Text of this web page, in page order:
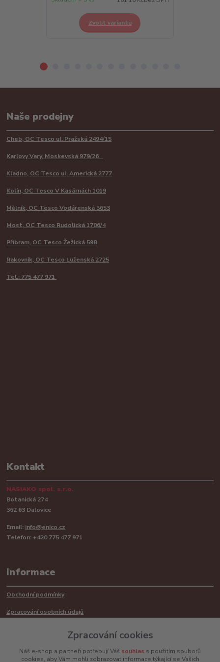
Zvolit variantu
Naše prodejny
Cheb, OC Tesco ul. Pražská 2494/15
Karlovy Vary, Moskevská 979/26
Kladno, OC Tesco ul. Americká 2777
Kolín, OC Tesco V Kasárnách 1019
Mělník, OC Tesco Vodárenská 3653
Most, OC Tesco Rudolická 1706/4
Příbram, OC Tesco Žežická 598
Rakovník, OC Tesco Luženská 2725
Tel.: 775 477 971
Kontakt
NASIAKO spol. s.r.o.
Botanická 274
362 63 Dalovice
Email: info@enico.cz
Telefon: +420 775 477 971
Informace
Obchodní podmínky
Zpracování osobních údajů
Zpracování cookies
Náš e-shop a partneři potřebují Váš souhlas s použitím souborů
cookies, aby Vám mohli zobrazovat informace týkající se Vašich